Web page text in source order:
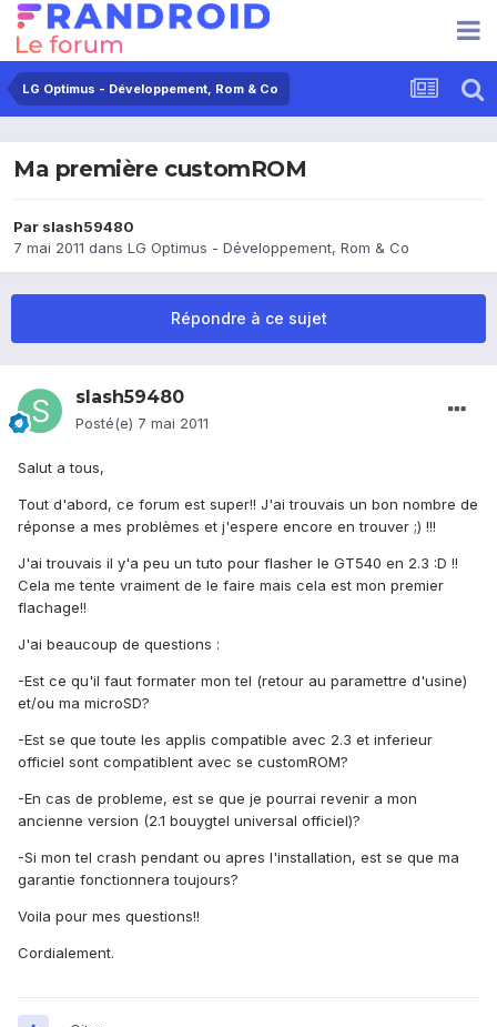
LG Optimus - Développement, Rom & Co
Ma première customROM
Par slash59480
7 mai 2011 dans LG Optimus - Développement, Rom & Co
Répondre à ce sujet
slash59480
Posté(e) 7 mai 2011
Salut a tous,
Tout d'abord, ce forum est super!! J'ai trouvais un bon nombre de
réponse a mes problèmes et j'espere encore en trouver ;) !!!
J'ai trouvais il y'a peu un tuto pour flasher le GT540 en 2.3 :D !!
Cela me tente vraiment de le faire mais cela est mon premier
flachage!!
J'ai beaucoup de questions :
-Est ce qu'il faut formater mon tel (retour au paramettre d'usine)
et/ou ma microSD?
-Est se que toute les applis compatible avec 2.3 et inferieur
officiel sont compatiblent avec se customROM?
-En cas de probleme, est se que je pourrai revenir a mon
ancienne version (2.1 bouygtel universal officiel)?
-Si mon tel crash pendant ou apres l'installation, est se que ma
garantie fonctionnera toujours?
Voila pour mes questions!!
Cordialement.